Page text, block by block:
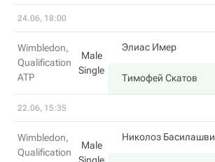
24.06, 18:00
Wimbledon,
Qualification
ATP
Male
Single
Элиас Имер
Тимофей Скатов
22.06, 15:35
Wimbledon,
Qualification
Male
Николоз